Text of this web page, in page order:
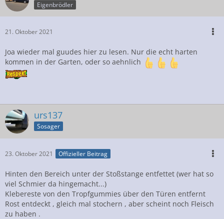
Eigenbrödler
21. Oktober 2021
Joa wieder mal guudes hier zu lesen. Nur die echt harten
kommen in der Garten, oder so aehnlich
urs137
Sosager
23. Oktober 2021 Offizieller Beitrag
Hinten den Bereich unter der Stoßstange entfettet (wer hat so
viel Schmier da hingemacht...)
Klebereste von den Tropfgummies über den Türen entfernt
Rost entdeckt , gleich mal stochern , aber scheint noch Fleisch
zu haben .